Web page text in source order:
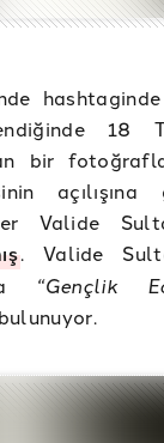
18
bir fotoğrafla
Valide
. Valide
“Gençlik